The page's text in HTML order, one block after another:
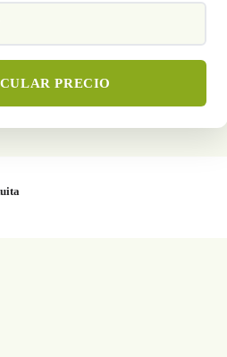
PRECIO